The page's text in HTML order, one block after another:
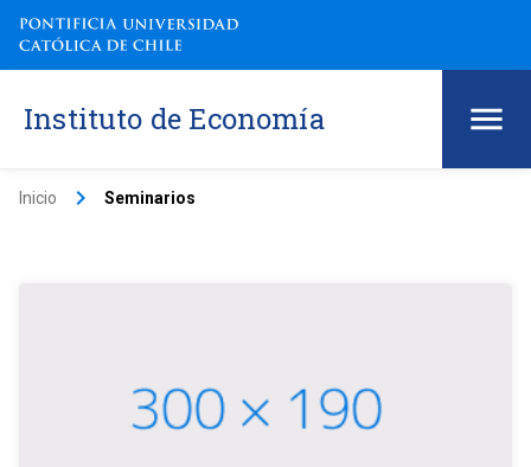
Instituto de Economía
Inicio keyboard_arrow_right Seminarios